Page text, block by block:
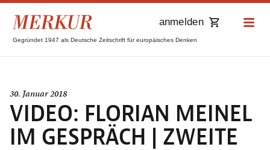
Gegründet 1947 als Deutsche Zeitschrift für europäisches Denken
anmelden
30. Januar 2018
VIDEO: FLORIAN MEINEL
IM GESPRÄCH | ZWEITE